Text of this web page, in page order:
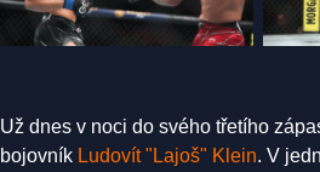
Už dnes v noci do svého třetího
bojovník Ludovít "Lajoš" Klein. V